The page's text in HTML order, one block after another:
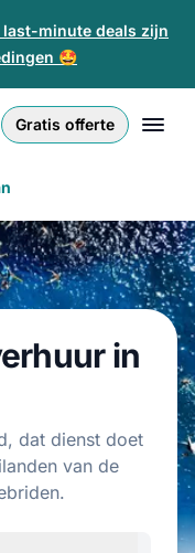
minute deals zijn
🤩
Gratis offerte
in
dat dienst doet
van de